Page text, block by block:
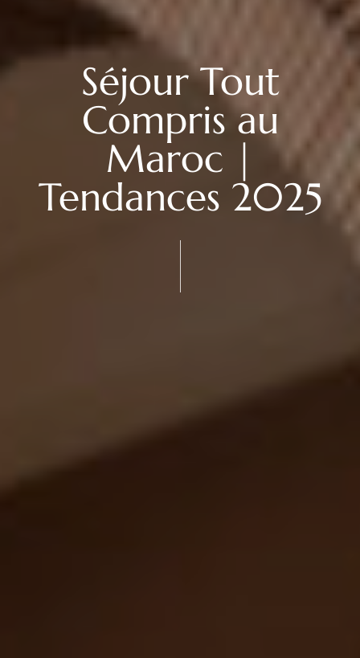
Séjour Tout
Compris au
Maroc |
Tendances 2025